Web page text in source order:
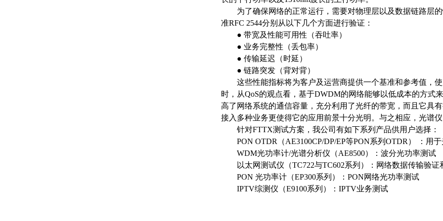
为了确保网络的正常运行，需要对物理层以及数据链路层
准RFC 2544分别从以下几个方面进行验证：
● 带宽及性能可用性（吞吐率）
● 业务完整性（丢包率）
● 传输延迟（时延）
● 链路突发（背对背）
这些性能指标将为客户及运营商提供一个基准和参考值，
时，从QoS的观点看，基于DWDM的网络能够以低成本的方式
高了网络系统的通信容量，充分利用了光纤的带宽，而且它具
接入多种业务更使得它的应用前景十分光明。与之相应，光谱
针对FTTX测试方案，我公司有如下系列产品供用户选择：
PON OTDR（AE3100CP/DP/EP等PON系列OTDR） ：用
WDM光功率计/光谱分析仪（AE8500）：波分光功率测试
以太网测试仪（TC722与TC602系列）：网络数据传输验证
PON 光功率计（EP300系列）：PON网络光功率测试
IPTV综测仪（E9100系列）：IPTV业务测试